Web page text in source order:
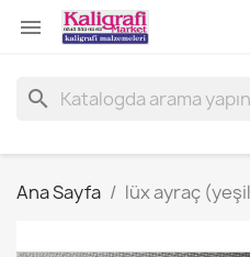

search
Ana Sayfa lüx ayraç